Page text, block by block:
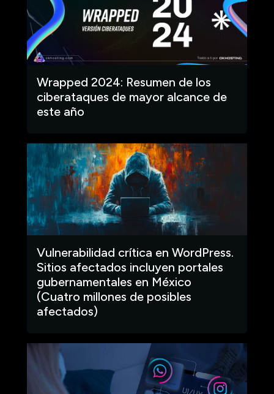
Wrapped 2024: Resumen de los
ciberataques de mayor alcance de
este año
Vulnerabilidad crítica en WordPress.
Sitios afectados incluyen portales
gubernamentales en México
(Cuatro millones de posibles
afectados)